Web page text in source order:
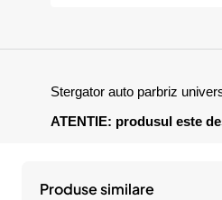
Momentan indisponibil
Stergator auto parbriz
ATENTIE: produsul este
Produse similare